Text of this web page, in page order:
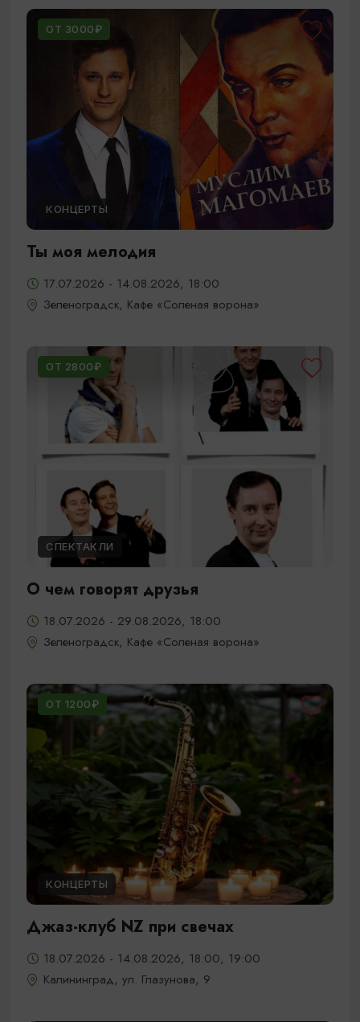
ОТ 3000₽
КОНЦЕРТЫ
Ты моя мелодия
17.07.2026 - 14.08.2026, 18:00
Зеленоградск, Кафе «Соленая ворона»
ОТ 2800₽
СПЕКТАКЛИ
О чем говорят друзья
18.07.2026 - 29.08.2026, 18:00
Зеленоградск, Кафе «Соленая ворона»
ОТ 1200₽
КОНЦЕРТЫ
Джаз-клуб NZ при свечах
18.07.2026 - 14.08.2026, 18:00, 19:00
Калининград, ул. Глазунова, 9